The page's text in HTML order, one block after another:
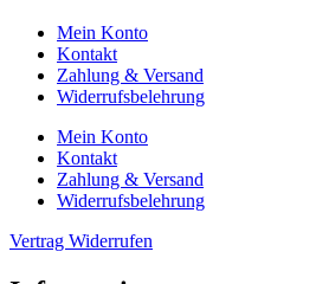
Mein Konto
Kontakt
Zahlung & Versand
Widerrufsbelehrung
Mein Konto
Kontakt
Zahlung & Versand
Widerrufsbelehrung
Vertrag Widerrufen